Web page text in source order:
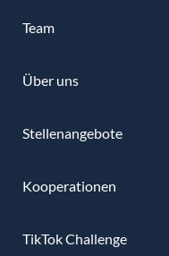
Team
Über uns
Stellenangebote
Kooperationen
TikTok Challenge